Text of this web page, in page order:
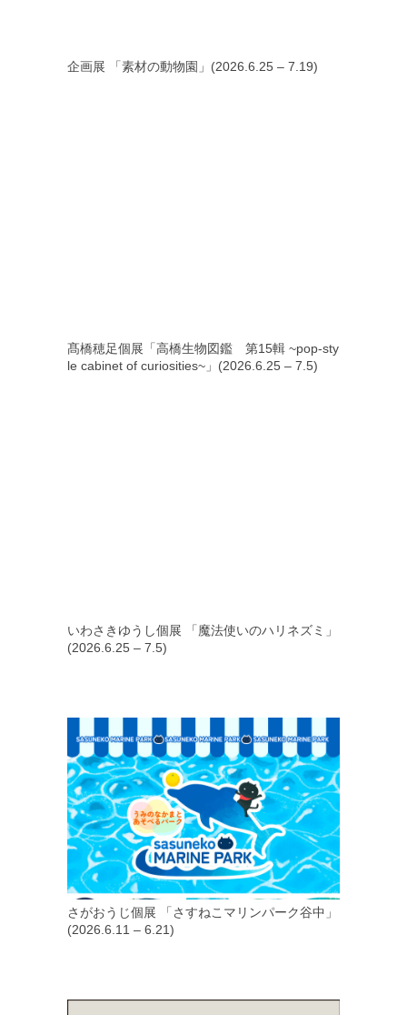
企画展 「素材の動物園」(2026.6.25 – 7.19)
髙橋穂足個展「高橋生物図鑑 第15輯 ~pop-sty
le cabinet of curiosities~」(2026.6.25 – 7.5)
いわさきゆうし個展 「魔法使いのハリネズミ」
(2026.6.25 – 7.5)
さがおうじ個展 「さすねこマリンパーク谷中」
(2026.6.11 – 6.21)